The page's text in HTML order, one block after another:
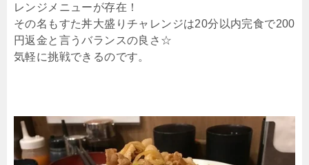
レンジメニューが存在！
その名もすた丼大盛りチャレンジは20分以内完食で200
円返金と言うバランスの良さ☆
気軽に挑戦できるのです。